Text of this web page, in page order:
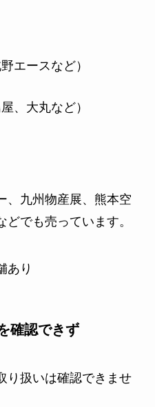
エースなど）
、大丸など）
、九州物産展、熊本空
でも売っています。
あり
確認できず
り扱いは確認できませ